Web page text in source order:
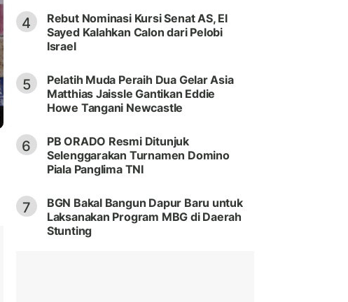
4
Rebut Nominasi Kursi Senat AS, El
Sayed Kalahkan Calon dari Pelobi
Israel
5
Pelatih Muda Peraih Dua Gelar Asia
Matthias Jaissle Gantikan Eddie
Howe Tangani Newcastle
6
PB ORADO Resmi Ditunjuk
Selenggarakan Turnamen Domino
Piala Panglima TNI
7
BGN Bakal Bangun Dapur Baru untuk
Laksanakan Program MBG di Daerah
Stunting